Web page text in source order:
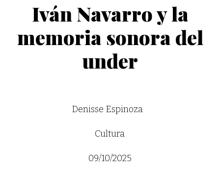
Iván Navarro y la
memoria sonora del
under
Denisse Espinoza
Cultura
09/10/2025